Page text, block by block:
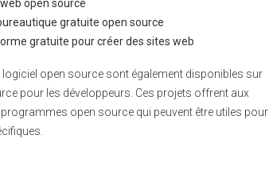
open source
gratuite open source
gratuite pour créer des sites web
logiciel open source sont également disponibles sur
pour les développeurs. Ces projets offrent aux
open source qui peuvent être utiles pour